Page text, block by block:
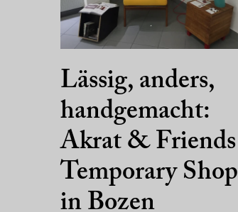
Lässig, anders,
handgemacht:
Akrat & Friends
Temporary Shop
in Bozen